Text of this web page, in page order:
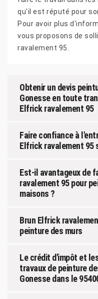
qu'il est réputé pour
Pour avoir plus
vous proposons de
ravalement 95.
Obtenir un devis
Gonesse en toute
Elfrick ravalement 95
Faire confiance à
Elfrick ravalement 95
Est-il avantageux de
ravalement 95 pour
maisons ?
Brun Elfrick
peinture des murs
Le crédit d'impôt et
travaux de peinture
Gonesse dans le